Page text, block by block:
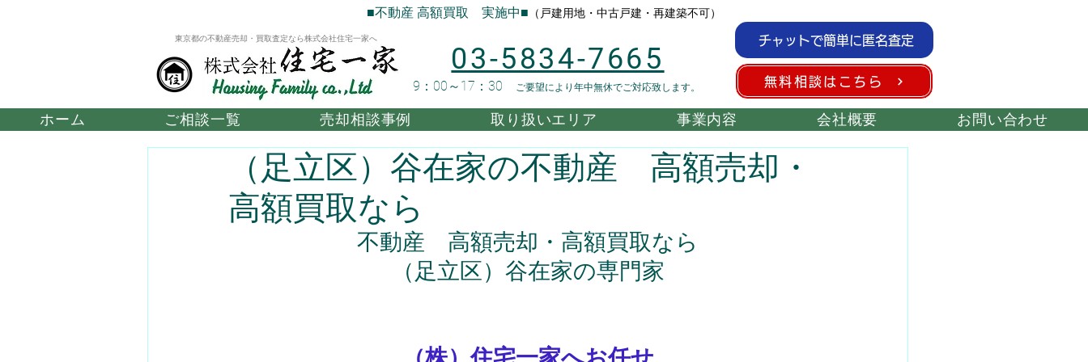
■不動産 高額買取 実施中■ （戸建用地・中古戸建・再建築不可）
東京都の不動産売却・買取査定なら株式会社住宅一家へ
9：00～17：30 ご要望により年中無休でご対応致します。
03-5834-7665
チャットで簡単に匿名査定
無料相談はこちら
ホーム ご相談一覧 売却相談事例 取り扱いエリア 事業内容 会社概要 お問い合わせ
（足立区）谷在家の不動産 高額売却・
高額買取なら
不動産　高額売却・高額買取なら
（足立区）谷在家の専門家